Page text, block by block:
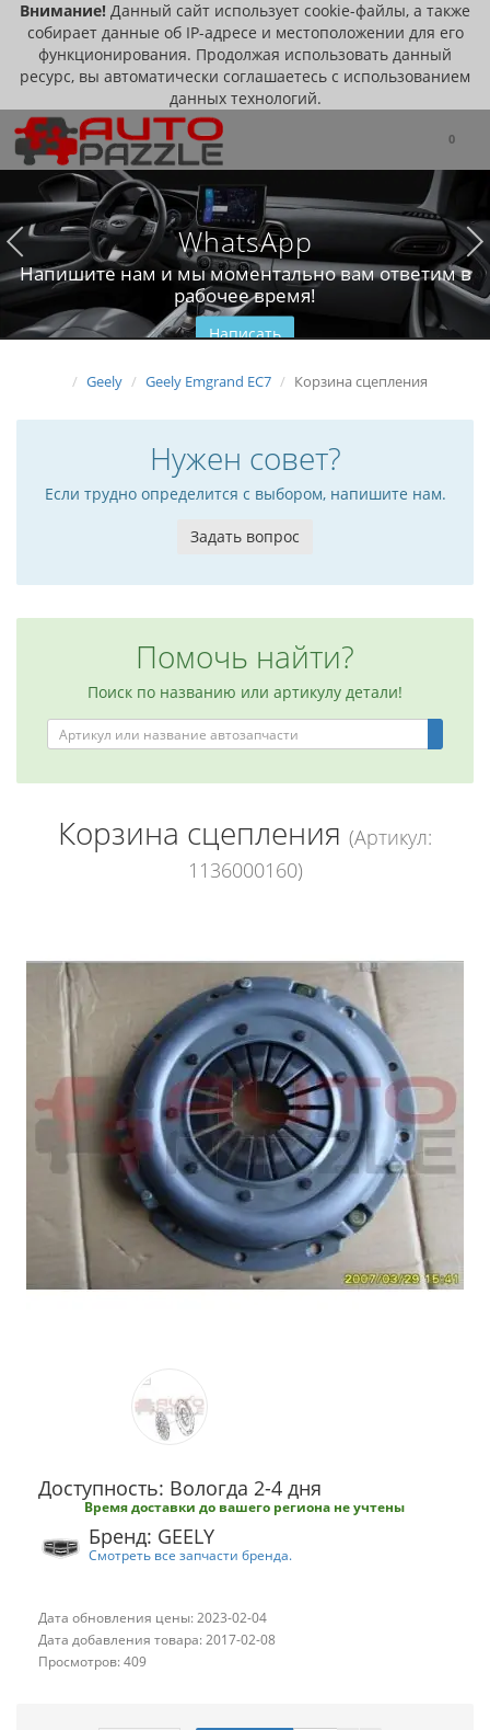
Внимание! Данный сайт использует cookie-файлы, а также
собирает данные об IP-адресе и местоположении для его
функционирования. Продолжая использовать данный
ресурс, вы автоматически соглашаетесь с использованием
данных технологий.
0
WhatsApp
Напишите нам и мы моментально вам ответим в
рабочее время!
Написать
Geely Geely Emgrand EC7 Корзина сцепления
Нужен совет?
Если трудно определится с выбором, напишите нам.
Задать вопрос
Помочь найти?
Поиск по названию или артикулу детали!
Корзина сцепления (Артикул:
1136000160)
Доступность: Вологда 2-4 дня
Время доставки до вашего региона не учтены
Бренд: GEELY
Смотреть все запчасти бренда.
Дата обновления цены: 2023-02-04
Дата добавления товара: 2017-02-08
Просмотров: 409